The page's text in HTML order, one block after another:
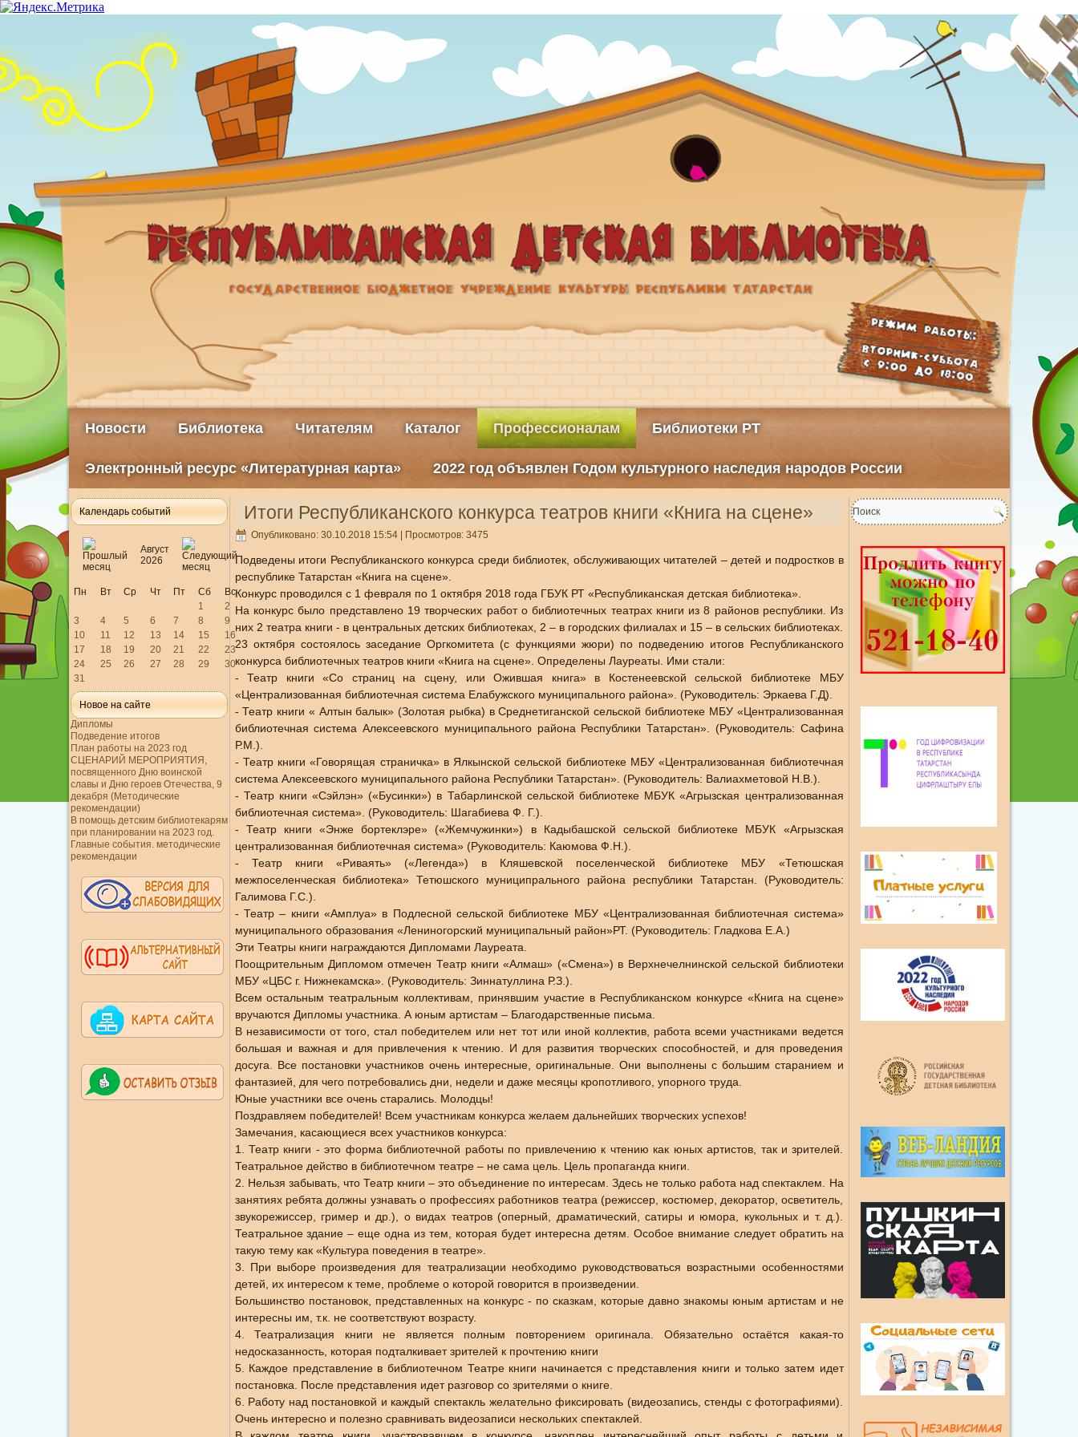
Новости Библиотека Читателям Каталог Профессионалам Библиотеки РТ
Электронный ресурс «Литературная карта» 2022 год объявлен Годом культурного наследия народов России
Календарь событий
Август
2026
Пн Вт Ср Чт Пт Сб
Вс
1
2
3
4 5 6 7 8
9
10
11 12 13 14 15
16
17
18 19 20 21 22
23
24
25 26 27 28 29
30
31
Новое на сайте
Дипломы
Подведение итогов
План работы на 2023 год
СЦЕНАРИЙ МЕРОПРИЯТИЯ,
посвященного Дню воинской
славы и Дню героев Отечества, 9
декабря (Методические
рекомендации)
В помощь детским библиотекарям
при планировании на 2023 год.
Главные события. методические
рекомендации
Итоги Республиканского конкурса театров книги «Книга на сцене»
Опубликовано: 30.10.2018 15:54| Просмотров: 3475
Подведены итоги Республиканского конкурса среди библиотек, обслуживающих читателей – детей и подростков в
республике Татарстан «Книга на сцене».
Конкурс проводился с 1 февраля по 1 октября 2018 года ГБУК РТ «Республиканская детская библиотека».
На конкурс было представлено 19 творческих работ о библиотечных театрах книги из 8 районов республики. Из
них 2 театра книги - в центральных детских библиотеках, 2 – в городских филиалах и 15 – в сельских библиотеках.
23 октября состоялось заседание Оргкомитета (с функциями жюри) по подведению итогов Республиканского
конкурса библиотечных театров книги «Книга на сцене». Определены Лауреаты. Ими стали:
- Театр книги «Со страниц на сцену, или Ожившая книга» в Костенеевской сельской библиотеке МБУ
«Централизованная библиотечная система Елабужского муниципального района». (Руководитель: Эркаева Г.Д).
- Театр книги « Алтын балык» (Золотая рыбка) в Среднетиганской сельской библиотеке МБУ «Централизованная
библиотечная система Алексеевского муниципального района Республики Татарстан». (Руководитель: Сафина
Р.М.).
- Театр книги «Говорящая страничка» в Ялкынской сельской библиотеке МБУ «Централизованная библиотечная
система Алексеевского муниципального района Республики Татарстан». (Руководитель: Валиахметовой Н.В.).
- Театр книги «Сэйлэн» («Бусинки») в Табарлинской сельской библиотеке МБУК «Агрызская централизованная
библиотечная система». (Руководитель: Шагабиева Ф. Г.).
- Театр книги «Энже бортеклэре» («Жемчужинки») в Кадыбашской сельской библиотеке МБУК «Агрызская
централизованная библиотечная система» (Руководитель: Каюмова Ф.Н.).
- Театр книги «Риваять» («Легенда») в Кляшевской поселенческой библиотеке МБУ «Тетюшская
межпоселенческая библиотека» Тетюшского муниципрального района республики Татарстан. (Руководитель:
Галимова Г.С.).
- Театр – книги «Амплуа» в Подлесной сельской библиотеке МБУ «Централизованная библиотечная система»
муниципального образования «Лениногорский муниципальный район»РТ. (Руководитель: Гладкова Е.А.)
Эти Театры книги награждаются Дипломами Лауреата.
Поощрительным Дипломом отмечен Театр книги «Алмаш» («Смена») в Верхнечелнинской сельской библиотеки
МБУ «ЦБС г. Нижнекамска». (Руководитель: Зиннатуллина Р.З.).
Всем остальным театральным коллективам, принявшим участие в Республиканском конкурсе «Книга на сцене»
вручаются Дипломы участника. А юным артистам – Благодарственные письма.
В независимости от того, стал победителем или нет тот или иной коллектив, работа всеми участниками ведется
большая и важная и для привлечения к чтению. И для развития творческих способностей, и для проведения
досуга. Все постановки участников очень интересные, оригинальные. Они выполнены с большим старанием и
фантазией, для чего потребовались дни, недели и даже месяцы кропотливого, упорного труда.
Юные участники все очень старались. Молодцы!
Поздравляем победителей! Всем участникам конкурса желаем дальнейших творческих успехов!
Замечания, касающиеся всех участников конкурса:
1. Театр книги - это форма библиотечной работы по привлечению к чтению как юных артистов, так и зрителей.
Театральное действо в библиотечном театре – не сама цель. Цель пропаганда книги.
2. Нельзя забывать, что Театр книги – это объединение по интересам. Здесь не только работа над спектаклем. На
занятиях ребята должны узнавать о профессиях работников театра (режиссер, костюмер, декоратор, осветитель,
звукорежиссер, гример и др.), о видах театров (оперный, драматический, сатиры и юмора, кукольных и т. д.).
Театральное здание – еще одна из тем, которая будет интересна детям. Особое внимание следует обратить на
такую тему как «Культура поведения в театре».
3. При выборе произведения для театрализации необходимо руководствоваться возрастными особенностями
детей, их интересом к теме, проблеме о которой говорится в произведении.
Большинство постановок, представленных на конкурс - по сказкам, которые давно знакомы юным артистам и не
интересны им, т.к. не соответствуют возрасту.
4. Театрализация книги не является полным повторением оригинала. Обязательно остаётся какая-то
недосказанность, которая подталкивает зрителей к прочтению книги
5. Каждое представление в библиотечном Театре книги начинается с представления книги и только затем идет
постановка. После представления идет разговор со зрителями о книге.
6. Работу над постановкой и каждый спектакль желательно фиксировать (видеозапись, стенды с фотографиями).
Очень интересно и полезно сравнивать видеозаписи нескольких спектаклей.